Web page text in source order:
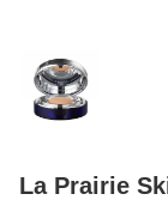
La Prairie